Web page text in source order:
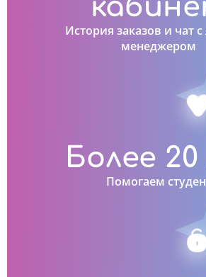
История заказов и чат
менеджером
Более
Помогаем